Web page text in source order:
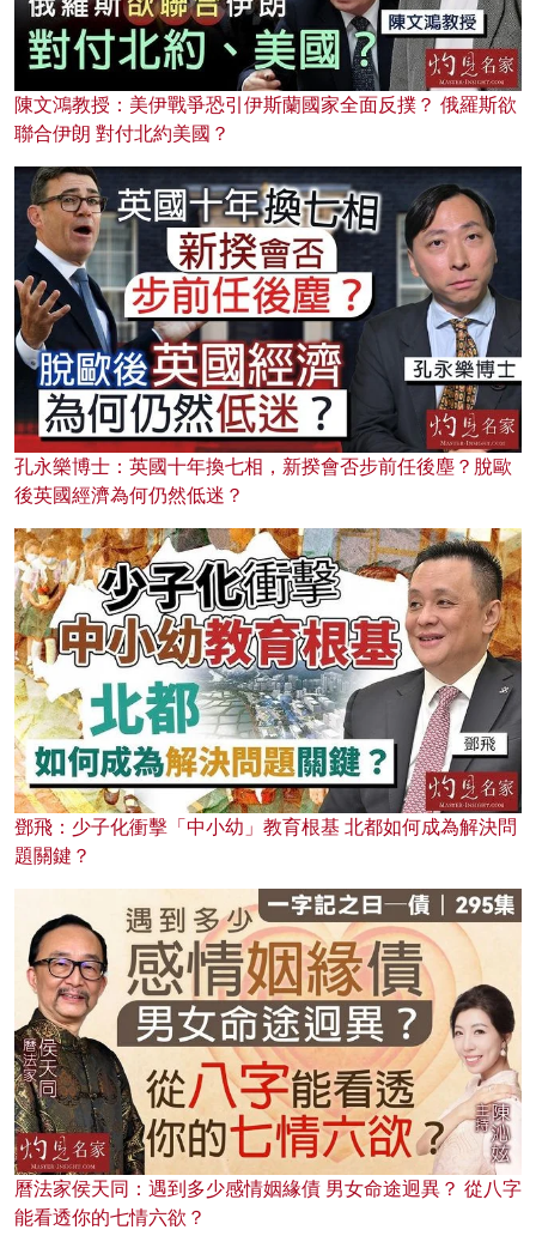
陳文鴻教授：美伊戰爭恐引伊斯蘭國家全面反撲？ 俄羅斯欲
聯合伊朗 對付北約美國？
孔永樂博士：英國十年換七相，新揆會否步前任後塵？脫歐
後英國經濟為何仍然低迷？
鄧飛：少子化衝擊「中小幼」教育根基 北都如何成為解決問
題關鍵？
曆法家侯天同：遇到多少感情姻緣債 男女命途迥異？ 從八字
能看透你的七情六欲？